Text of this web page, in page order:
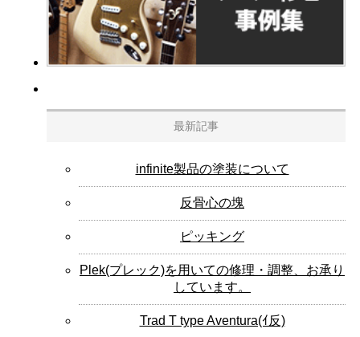
最新記事
infinite製品の塗装について
反骨心の塊
ピッキング
Plek(プレック)を用いての修理・調整、お承り
しています。
Trad T type Aventura(ｲ反)